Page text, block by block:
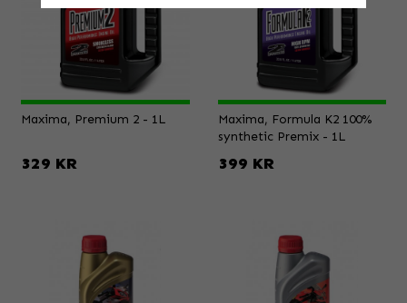
Maxima, Premium 2 - 1L
329 KR
Maxima, Formula K2 100%
synthetic Premix - 1L
399 KR